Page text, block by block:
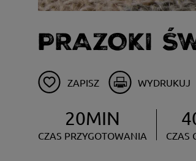
PRAZOKI
ZAPISZ WYDRUKUJ
20MIN
CZAS PRZYGOTOWANIA CZAS